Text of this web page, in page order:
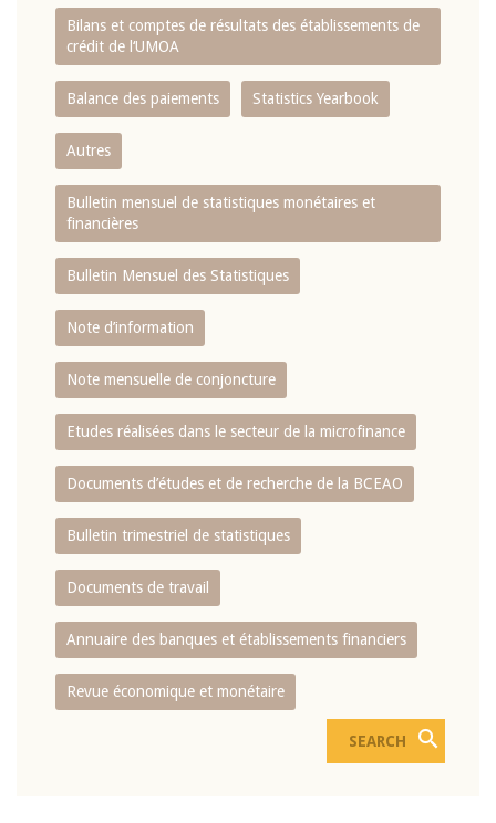
Bilans et comptes de résultats des établissements de
crédit de l‘UMOA
Balance des paiements Statistics Yearbook
Autres
Bulletin mensuel de statistiques monétaires et
financières
Bulletin Mensuel des Statistiques
Note d’information
Note mensuelle de conjoncture
Etudes réalisées dans le secteur de la microfinance
Documents d’études et de recherche de la BCEAO
Bulletin trimestriel de statistiques
Documents de travail
Annuaire des banques et établissements financiers
Revue économique et monétaire